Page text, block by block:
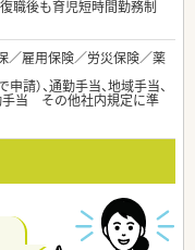
復職後も育児短時間勤務制
／雇用保険／労災保険／薬
請）、通勤手当、地域手当、
手当 その他社内規定に準